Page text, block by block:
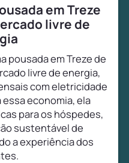
em Treze
livre de
pousada em Treze de
livre de energia,
com eletricidade
essa economia, ela
para os hóspedes,
sustentável de
a experiência dos